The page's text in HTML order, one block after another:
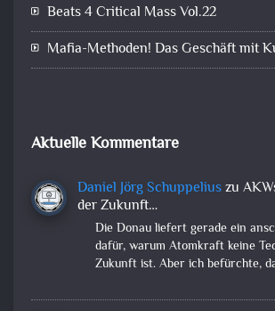
Beats 4 Critical Mass Vol.22
Mafia-Methoden! Das Geschäft mit
Aktuelle Kommentare
Daniel Jörg Schuppeliuszu
der Zukunft…
Die Donau liefert gerade ein
dafür, warum Atomkraft keine
Zukunft ist. Aber ich befürchte,